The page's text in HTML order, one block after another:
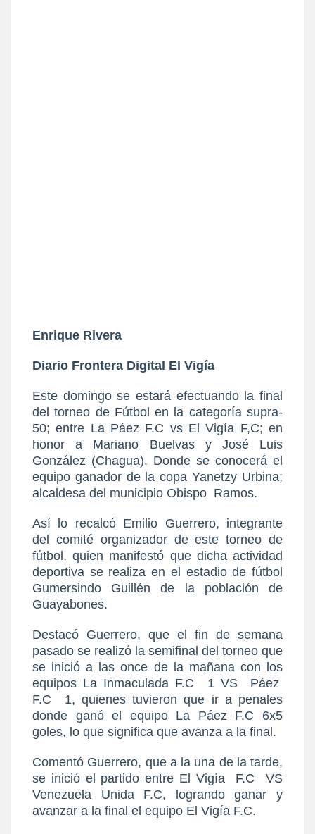
Enrique Rivera
Diario Frontera Digital El Vigía
Este domingo se estará efectuando la final
del torneo de Fútbol en la categoría supra-
50; entre La Páez F.C vs El Vigía F,C; en
honor a Mariano Buelvas y José Luis
González (Chagua). Donde se conocerá el
equipo ganador de la copa Yanetzy Urbina;
alcaldesa del municipio Obispo Ramos.
Así lo recalcó Emilio Guerrero, integrante
del comité organizador de este torneo de
fútbol, quien manifestó que dicha actividad
deportiva se realiza en el estadio de fútbol
Gumersindo Guillén de la población de
Guayabones.
Destacó Guerrero, que el fin de semana
pasado se realizó la semifinal del torneo que
se inició a las once de la mañana con los
equipos La Inmaculada F.C
1 VS
Páez
F.C
1, quienes tuvieron que ir a penales
donde ganó el equipo La Páez F.C 6x5
goles, lo que significa que avanza a la final.
Comentó Guerrero, que a la una de la tarde,
se inició el partido entre El Vigía
F.C
VS
Venezuela Unida F.C, logrando ganar y
avanzar a la final el equipo El Vigía F.C.